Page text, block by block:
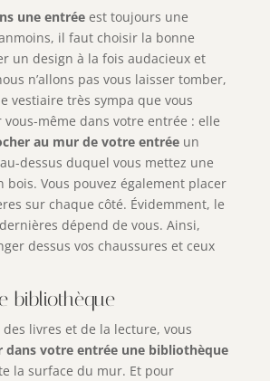
une entrée est toujours une
il faut choisir la bonne
un design à la fois audacieux et
n’allons pas vous laisser tomber,
vestiaire très sympa que vous
même dans votre entrée : elle
au mur de votre entrée un
dessus duquel vous mettez une
bois. Vous pouvez également placer
sur chaque côté. Évidemment, le
dépend de vous. Ainsi,
dessus vos chaussures et ceux
bibliothèque
des livres et de la lecture, vous
dans votre entrée une bibliothèque
la surface du mur. Et pour